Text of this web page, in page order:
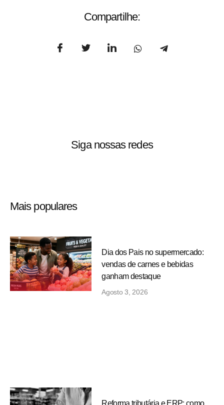
Compartilhe:
Siga nossas redes
Mais populares
Dia dos Pais no supermercado:
vendas de carnes e bebidas
ganham destaque
Agosto 3, 2026
Reforma tributária e ERP: como